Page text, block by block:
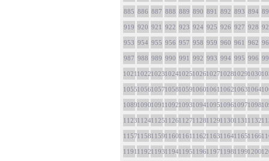
885 886 887 888 889 890 891 892 893 894
919 920 921 922 923 924 925 926 927 928
953 954 955 956 957 958 959 960 961 962
987 988 989 990 991 992 993 994 995 996
1021102210231024102510261027102810291030
1055105610571058105910601061106210631064
1089109010911092109310941095109610971098
1123112411251126112711281129113011311132
1157115811591160116111621163116411651166
1191119211931194119511961197119811991200